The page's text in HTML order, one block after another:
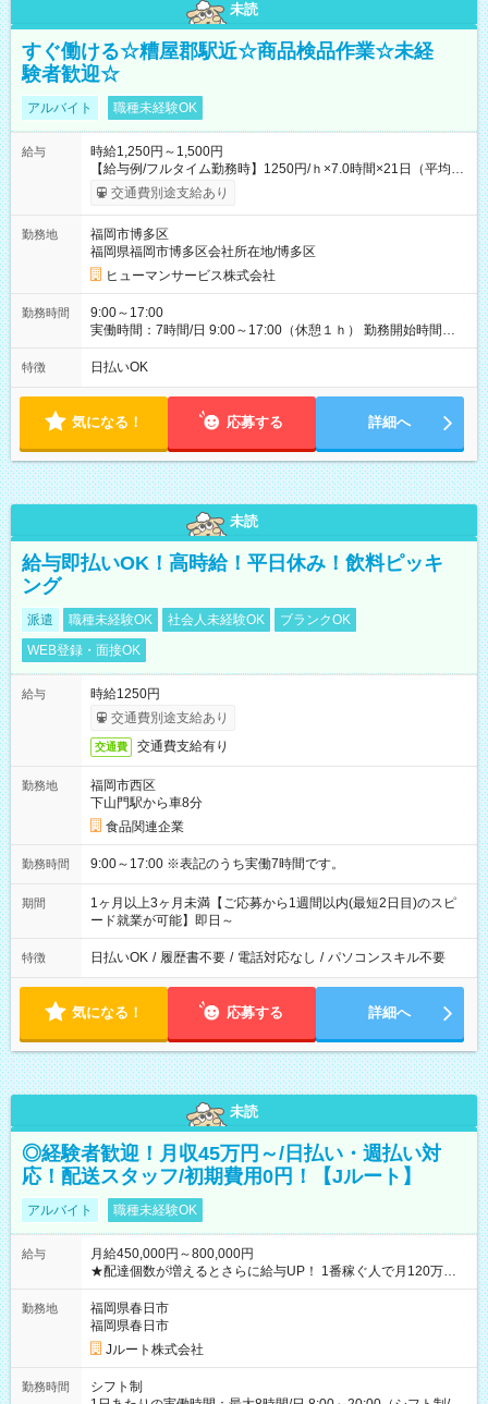
未読
すぐ働ける☆糟屋郡駅近☆商品検品作業☆未経
験者歓迎☆
アルバイト 職種未経験OK
給与
時給1,250円～1,500円
【給与例/フルタイム勤務時】1250円/ｈ×7.0時間×21日（平均
値）=183,750円 別途交通費支給（会社規定有）、残業/休日手当
支給、 フルタイムの募集になりますが、働く日数や時間につい
ど）は、ご希望状況をヒヤリングして調整できることがありま
す。応募時に、ご相談頂きます様お願いします。 ※公共交通機
関、駐車場あり。（粕屋郡） 【試用期間】試用期間なし
交通費別途支給あり
勤務地
福岡市博多区
福岡県福岡市博多区会社所在地/博多区
ヒューマンサービス株式会社
勤務時間
9:00～17:00
実働時間：7時間/日 9:00～17:00（休憩１ｈ） 勤務開始時間等
の調整も受けたまります。 （例：10時から17時 など） お気軽
にご相談・お問い合わせをメールで返信してください。
特徴 日払いOK
気になる！ 応募する 詳細へ
未読
給与即払いOK！高時給！平日休み！飲料ピッキ
ング
派遣 職種未経験OK 社会人未経験OK
ブランクOK
WEB登録・面接OK
給与
時給1250円
交通費別途支給あり
交通費 交通費支給有り
勤務地
福岡市西区
下山門駅から車8分
食品関連企業
勤務時間 9:00～17:00 ※表記のうち実働7時間です。
期間
1ヶ月以上3ヶ月未満【ご応募から1週間以内(最短2日目)のスピ
ード就業が可能】即日～
特徴 日払いOK / 履歴書不要 / 電話対応なし / パソコンスキル不要
気になる！ 応募する 詳細へ
未読
◎経験者歓迎！月収45万円～/日払い・週払い対
応！配送スタッフ/初期費用0円！【Jルート】
アルバイト 職種未経験OK
給与
月給450,000円～800,000円
★配達個数が増えるとさらに給与UP！ 1番稼ぐ人で月120万ほ
ど！ ・主要都市エリア 月収55万円／週5日稼働 月収65万~112
万円／週6日稼働 ・地方郊外エリア 月収40万円／週5日稼働 月
収40万円~50万円／週6日稼働 ＜モデルイメージ＞ ■月収50万
円 (27歳男性/江東区在住)※元建築関係 1日150個配達×25日勤務
(日休み) ■月収80万円(43歳男性/墨田区在住)※元営業 1日200個
勤務地
福岡県春日市
福岡県春日市
Jルート株式会社
勤務時間
シフト制